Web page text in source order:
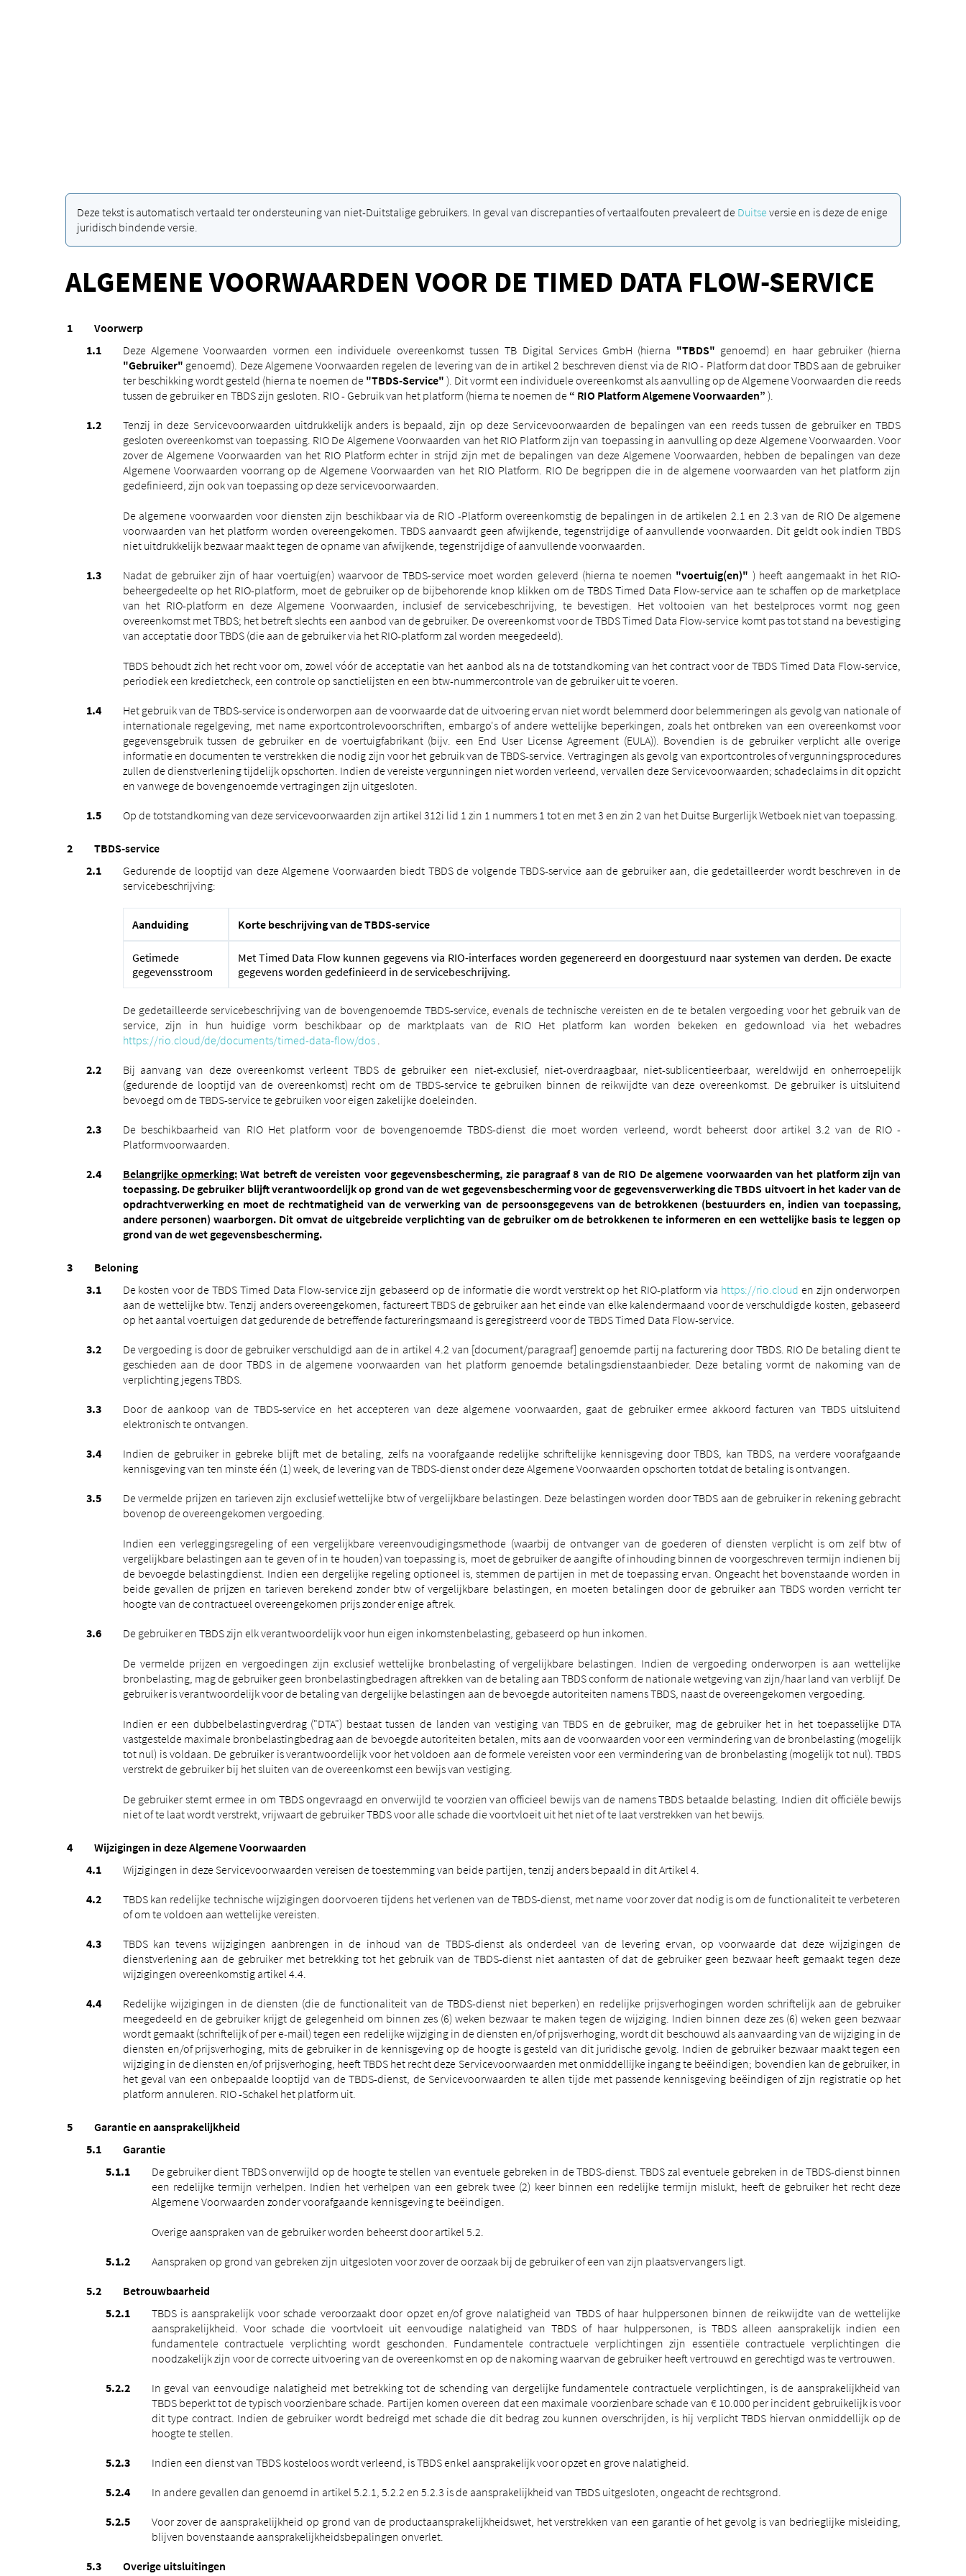
Deze tekst is automatisch vertaald ter ondersteuning van niet-Duitstalige gebruikers. In geval van discrepanties of vertaalfouten prevaleert de Duitse versie en is deze de enige
juridisch bindende versie.
ALGEMENE VOORWAARDEN VOOR DE TIMED DATA FLOW-SERVICE
Voorwerp
Deze Algemene Voorwaarden vormen een individuele overeenkomst tussen TB Digital Services GmbH (hierna "TBDS" genoemd) en haar gebruiker (hierna
"Gebruiker" genoemd). Deze Algemene Voorwaarden regelen de levering van de in artikel 2 beschreven dienst via de RIO - Platform dat door TBDS aan de gebruiker
ter beschikking wordt gesteld (hierna te noemen de "TBDS-Service" ). Dit vormt een individuele overeenkomst als aanvulling op de Algemene Voorwaarden die reeds
tussen de gebruiker en TBDS zijn gesloten. RIO - Gebruik van het platform (hierna te noemen de “ RIO Platform Algemene Voorwaarden” ).
Tenzij in deze Servicevoorwaarden uitdrukkelijk anders is bepaald, zijn op deze Servicevoorwaarden de bepalingen van een reeds tussen de gebruiker en TBDS
gesloten overeenkomst van toepassing. RIO De Algemene Voorwaarden van het RIO Platform zijn van toepassing in aanvulling op deze Algemene Voorwaarden.Voor
zover de Algemene Voorwaarden van het RIO Platform echter in strijd zijn met de bepalingen van deze Algemene Voorwaarden, hebben de bepalingen van deze
Algemene Voorwaarden voorrang op de Algemene Voorwaarden van het RIO Platform. RIO De begrippen die in de algemene voorwaarden van het platform zijn
gedefinieerd, zijn ook van toepassing op deze servicevoorwaarden.
De algemene voorwaarden voor diensten zijn beschikbaar via de RIO -Platform overeenkomstig de bepalingen in de artikelen 2.1 en 2.3 van de RIO De algemene
voorwaarden van het platform worden overeengekomen.TBDS aanvaardt geen afwijkende, tegenstrijdige of aanvullende voorwaarden. Dit geldt ook indien TBDS
niet uitdrukkelijk bezwaar maakt tegen de opname van afwijkende, tegenstrijdige of aanvullende voorwaarden.
Nadat de gebruiker zijn of haar voertuig(en) waarvoor de TBDS-service moet worden geleverd (hierna te noemen "voertuig(en)" ) heeft aangemaakt in het RIO-
beheergedeelte op het RIO-platform, moet de gebruiker op de bijbehorende knop klikken om de TBDS Timed Data Flow-service aan te schaffen op de marketplace
van het RIO-platform en deze Algemene Voorwaarden, inclusief de servicebeschrijving, te bevestigen.
Het voltooien van het bestelproces vormt nog geen
overeenkomst met TBDS; het betreft slechts een aanbod van de gebruiker. De overeenkomst voor de TBDS Timed Data Flow-service komt pas tot stand na bevestiging
van acceptatie door TBDS (die aan de gebruiker via het RIO-platform zal worden meegedeeld).
TBDS behoudt zich het recht voor om, zowel vóór de acceptatie van het aanbod als na de totstandkoming van het contract voor de TBDS Timed Data Flow-service,
periodiek een kredietcheck, een controle op sanctielijsten en een btw-nummercontrole van de gebruiker uit te voeren.
Het gebruik van de TBDS-service is onderworpen aan de voorwaarde dat de uitvoering ervan niet wordt belemmerd door belemmeringen als gevolg van nationale of
internationale regelgeving, met name exportcontrolevoorschriften, embargo's of andere wettelijke beperkingen, zoals het ontbreken van een overeenkomst voor
gegevensgebruik tussen de gebruiker en de voertuigfabrikant (bijv. een End User License Agreement (EULA)). Bovendien is de gebruiker verplicht alle overige
informatie en documenten te verstrekken die nodig zijn voor het gebruik van de TBDS-service. Vertragingen als gevolg van exportcontroles of vergunningsprocedures
zullen de dienstverlening tijdelijk opschorten. Indien de vereiste vergunningen niet worden verleend, vervallen deze Servicevoorwaarden; schadeclaims in dit opzicht
en vanwege de bovengenoemde vertragingen zijn uitgesloten.
Op de totstandkoming van deze servicevoorwaarden zijn artikel 312i lid 1 zin 1 nummers 1 tot en met 3 en zin 2 van het Duitse Burgerlijk Wetboek niet van toepassing.
TBDS-service
Gedurende de looptijd van deze Algemene Voorwaarden biedt TBDS de volgende TBDS-service aan de gebruiker aan, die gedetailleerder wordt beschreven in de
servicebeschrijving:
Aanduiding Korte beschrijving van de TBDS-service
Getimede
gegevensstroom
Met Timed Data Flow kunnen gegevens via RIO-interfaces worden gegenereerd en doorgestuurd naar systemen van derden. De exacte
gegevens worden gedefinieerd in de servicebeschrijving.
De gedetailleerde servicebeschrijving van de bovengenoemde TBDS-service, evenals de technische vereisten en de te betalen vergoeding voor het gebruik van de
service, zijn in hun huidige vorm beschikbaar op de marktplaats van de RIO Het platform kan worden bekeken en gedownload via het webadres
https://rio.cloud/de/documents/timed-data-flow/dos.
Bij aanvang van deze overeenkomst verleent TBDS de gebruiker een niet-exclusief, niet-overdraagbaar, niet-sublicentieerbaar, wereldwijd en onherroepelijk
(gedurende de looptijd van de overeenkomst) recht om de TBDS-service te gebruiken binnen de reikwijdte van deze overeenkomst. De gebruiker is uitsluitend
bevoegd om de TBDS-service te gebruiken voor eigen zakelijke doeleinden.
De beschikbaarheid van RIO Het platform voor de bovengenoemde TBDS-dienst die moet worden verleend, wordt beheerst door artikel 3.2 van de RIO -
Platformvoorwaarden.
Belangrijke opmerking: Wat betreft de vereisten voor gegevensbescherming, zie paragraaf 8 van de RIO De algemene voorwaarden van het platform zijn van
toepassing. De gebruiker blijft verantwoordelijk op grond van de wet gegevensbescherming voor de gegevensverwerking die TBDS uitvoert in het kader van de
opdrachtverwerking en moet de rechtmatigheid van de verwerking van de persoonsgegevens van de betrokkenen (bestuurders en, indien van toepassing,
andere personen) waarborgen. Dit omvat de uitgebreide verplichting van de gebruiker om de betrokkenen te informeren en een wettelijke basis te leggen op
grond van de wet gegevensbescherming.
Beloning
De kosten voor de TBDS Timed Data Flow-service zijn gebaseerd op de informatie die wordt verstrekt op het RIO-platform via https://rio.cloud en zijn onderworpen
aan de wettelijke btw.Tenzij anders overeengekomen, factureert TBDS de gebruiker aan het einde van elke kalendermaand voor de verschuldigde kosten, gebaseerd
op het aantal voertuigen dat gedurende de betreffende factureringsmaand is geregistreerd voor de TBDS Timed Data Flow-service.
De vergoeding is door de gebruiker verschuldigd aan de in artikel 4.2 van [document/paragraaf] genoemde partij na facturering door TBDS. RIO De betaling dient te
geschieden aan de door TBDS in de algemene voorwaarden van het platform genoemde betalingsdienstaanbieder. Deze betaling vormt de nakoming van de
verplichting jegens TBDS.
Door de aankoop van de TBDS-service en het accepteren van deze algemene voorwaarden, gaat de gebruiker ermee akkoord facturen van TBDS uitsluitend
elektronisch te ontvangen.
Indien de gebruiker in gebreke blijft met de betaling, zelfs na voorafgaande redelijke schriftelijke kennisgeving door TBDS, kan TBDS, na verdere voorafgaande
kennisgeving van ten minste één (1) week, de levering van de TBDS-dienst onder deze Algemene Voorwaarden opschorten totdat de betaling is ontvangen.
De vermelde prijzen en tarieven zijn exclusief wettelijke btw of vergelijkbare belastingen. Deze belastingen worden door TBDS aan de gebruiker in rekening gebracht
bovenop de overeengekomen vergoeding.
Indien een verleggingsregeling of een vergelijkbare vereenvoudigingsmethode (waarbij de ontvanger van de goederen of diensten verplicht is om zelf btw of
vergelijkbare belastingen aan te geven of in te houden) van toepassing is, moet de gebruiker de aangifte of inhouding binnen de voorgeschreven termijn indienen bij
de bevoegde belastingdienst. Indien een dergelijke regeling optioneel is, stemmen de partijen in met de toepassing ervan. Ongeacht het bovenstaande worden in
beide gevallen de prijzen en tarieven berekend zonder btw of vergelijkbare belastingen, en moeten betalingen door de gebruiker aan TBDS worden verricht ter
hoogte van de contractueel overeengekomen prijs zonder enige aftrek.
De gebruiker en TBDS zijn elk verantwoordelijk voor hun eigen inkomstenbelasting, gebaseerd op hun inkomen.
De vermelde prijzen en vergoedingen zijn exclusief wettelijke bronbelasting of vergelijkbare belastingen. Indien de vergoeding onderworpen is aan wettelijke
bronbelasting, mag de gebruiker geen bronbelastingbedragen aftrekken van de betaling aan TBDS conform de nationale wetgeving van zijn/haar land van verblijf. De
gebruiker is verantwoordelijk voor de betaling van dergelijke belastingen aan de bevoegde autoriteiten namens TBDS, naast de overeengekomen vergoeding.
Indien er een dubbelbelastingverdrag ("DTA") bestaat tussen de landen van vestiging van TBDS en de gebruiker, mag de gebruiker het in het toepasselijke DTA
vastgestelde maximale bronbelastingbedrag aan de bevoegde autoriteiten betalen, mits aan de voorwaarden voor een vermindering van de bronbelasting (mogelijk
tot nul) is voldaan. De gebruiker is verantwoordelijk voor het voldoen aan de formele vereisten voor een vermindering van de bronbelasting (mogelijk tot nul). TBDS
verstrekt de gebruiker bij het sluiten van de overeenkomst een bewijs van vestiging.
De gebruiker stemt ermee in om TBDS ongevraagd en onverwijld te voorzien van officieel bewijs van de namens TBDS betaalde belasting. Indien dit officiële bewijs
niet of te laat wordt verstrekt, vrijwaart de gebruiker TBDS voor alle schade die voortvloeit uit het niet of te laat verstrekken van het bewijs.
Wijzigingen in deze Algemene Voorwaarden
Wijzigingen in deze Servicevoorwaarden vereisen de toestemming van beide partijen, tenzij anders bepaald in dit Artikel 4.
TBDS kan redelijke technische wijzigingen doorvoeren tijdens het verlenen van de TBDS-dienst, met name voor zover dat nodig is om de functionaliteit te verbeteren
of om te voldoen aan wettelijke vereisten.
TBDS kan tevens wijzigingen aanbrengen in de inhoud van de TBDS-dienst als onderdeel van de levering ervan, op voorwaarde dat deze wijzigingen de
dienstverlening aan de gebruiker met betrekking tot het gebruik van de TBDS-dienst niet aantasten of dat de gebruiker geen bezwaar heeft gemaakt tegen deze
wijzigingen overeenkomstig artikel 4.4.
Redelijke wijzigingen in de diensten (die de functionaliteit van de TBDS-dienst niet beperken) en redelijke prijsverhogingen worden schriftelijk aan de gebruiker
meegedeeld en de gebruiker krijgt de gelegenheid om binnen zes (6) weken bezwaar te maken tegen de wijziging. Indien binnen deze zes (6) weken geen bezwaar
wordt gemaakt (schriftelijk of per e-mail) tegen een redelijke wijziging in de diensten en/of prijsverhoging, wordt dit beschouwd als aanvaarding van de wijziging in de
diensten en/of prijsverhoging, mits de gebruiker in de kennisgeving op de hoogte is gesteld van dit juridische gevolg. Indien de gebruiker bezwaar maakt tegen een
wijziging in de diensten en/of prijsverhoging, heeft TBDS het recht deze Servicevoorwaarden met onmiddellijke ingang te beëindigen; bovendien kan de gebruiker, in
het geval van een onbepaalde looptijd van de TBDS-dienst, de Servicevoorwaarden te allen tijde met passende kennisgeving beëindigen of zijn registratie op het
platform annuleren. RIO -Schakel het platform uit.
Garantie en aansprakelijkheid
Garantie
De gebruiker dient TBDS onverwijld op de hoogte te stellen van eventuele gebreken in de TBDS-dienst. TBDS zal eventuele gebreken in de TBDS-dienst binnen
een redelijke termijn verhelpen. Indien het verhelpen van een gebrek twee (2) keer binnen een redelijke termijn mislukt, heeft de gebruiker het recht deze
Algemene Voorwaarden zonder voorafgaande kennisgeving te beëindigen.
Overige aanspraken van de gebruiker worden beheerst door artikel 5.2.
Aanspraken op grond van gebreken zijn uitgesloten voor zover de oorzaak bij de gebruiker of een van zijn plaatsvervangers ligt.
Betrouwbaarheid
TBDS is aansprakelijk voor schade veroorzaakt door opzet en/of grove nalatigheid van TBDS of haar hulppersonen binnen de reikwijdte van de wettelijke
aansprakelijkheid.
Voor schade die voortvloeit uit eenvoudige nalatigheid van TBDS of haar hulppersonen, is TBDS alleen aansprakelijk indien een
fundamentele contractuele verplichting wordt geschonden. Fundamentele contractuele verplichtingen zijn essentiële contractuele verplichtingen die
noodzakelijk zijn voor de correcte uitvoering van de overeenkomst en op de nakoming waarvan de gebruiker heeft vertrouwd en gerechtigd was te vertrouwen.
In geval van eenvoudige nalatigheid met betrekking tot de schending van dergelijke fundamentele contractuele verplichtingen, is de aansprakelijkheid van
TBDS beperkt tot de typisch voorzienbare schade. Partijen komen overeen dat een maximale voorzienbare schade van € 10.000 per incident gebruikelijk is voor
dit type contract. Indien de gebruiker wordt bedreigd met schade die dit bedrag zou kunnen overschrijden, is hij verplicht TBDS hiervan onmiddellijk op de
hoogte te stellen.
Indien een dienst van TBDS kosteloos wordt verleend, is TBDS enkel aansprakelijk voor opzet en grove nalatigheid.
In andere gevallen dan genoemd in artikel 5.2.1, 5.2.2 en 5.2.3 is de aansprakelijkheid van TBDS uitgesloten, ongeacht de rechtsgrond.
Voor zover de aansprakelijkheid op grond van de productaansprakelijkheidswet, het verstrekken van een garantie of het gevolg is van bedrieglijke misleiding,
blijven bovenstaande aansprakelijkheidsbepalingen onverlet.
Overige uitsluitingen